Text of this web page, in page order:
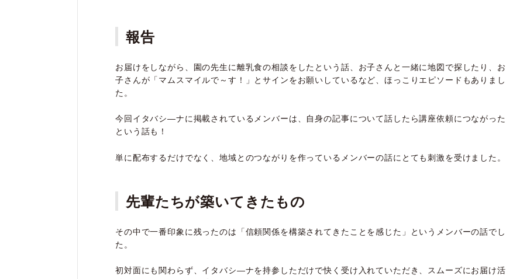
報告
お届けをしながら、園の先生に離乳食の相談をしたという話、お子さんと一緒に地図で探したり、お
子さんが「マムスマイルで～す！」とサインをお願いしているなど、ほっこりエピソードもありまし
た。
今回イタバシ―ナに掲載されているメンバーは、自身の記事について話したら講座依頼につながった
という話も！
単に配布するだけでなく、地域とのつながりを作っているメンバーの話にとても刺激を受けました。
先輩たちが築いてきたもの
その中で一番印象に残ったのは「信頼関係を構築されてきたことを感じた」というメンバーの話でし
た。
初対面にも関わらず、イタバシ―ナを持参しただけで快く受け入れていただき、スムーズにお届け活